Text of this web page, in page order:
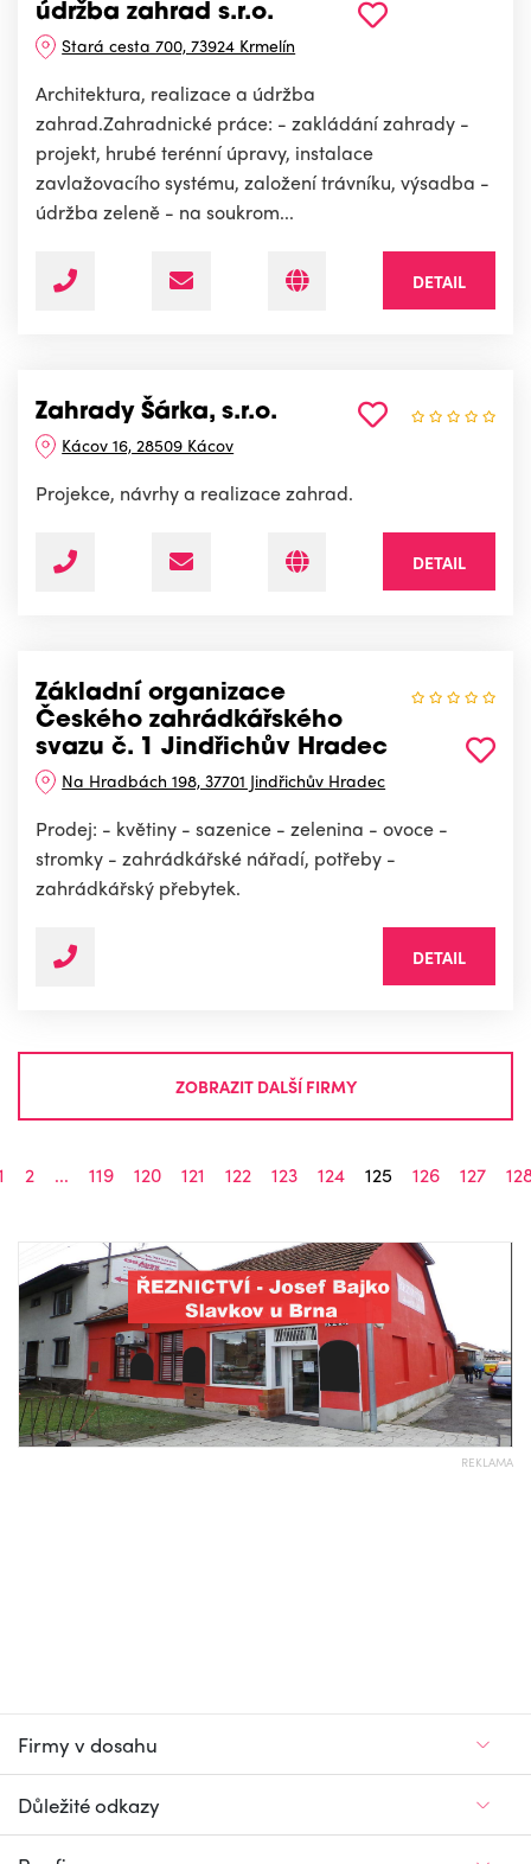
údržba zahrad s.r.o.
Stará cesta 700, 73924 Krmelín
Architektura, realizace a údržba
zahrad.Zahradnické práce: - zakládání zahrady -
projekt, hrubé terénní úpravy, instalace
zavlažovacího systému, založení trávníku, výsadba -
údržba zeleně - na soukrom...
DETAIL
Zahrady Šárka, s.r.o.
Kácov 16, 28509 Kácov
Projekce, návrhy a realizace zahrad.
DETAIL
Základní organizace
Českého zahrádkářského
svazu č. 1 Jindřichův Hradec
Na Hradbách 198, 37701 Jindřichův Hradec
Prodej: - květiny - sazenice - zelenina - ovoce -
stromky - zahrádkářské nářadí, potřeby -
zahrádkářský přebytek.
DETAIL
ZOBRAZIT DALŠÍ FIRMY
2 ... 119 120 121 122 123 124 125 126 127
REKLAMA
Firmy v dosahu
Důležité odkazy